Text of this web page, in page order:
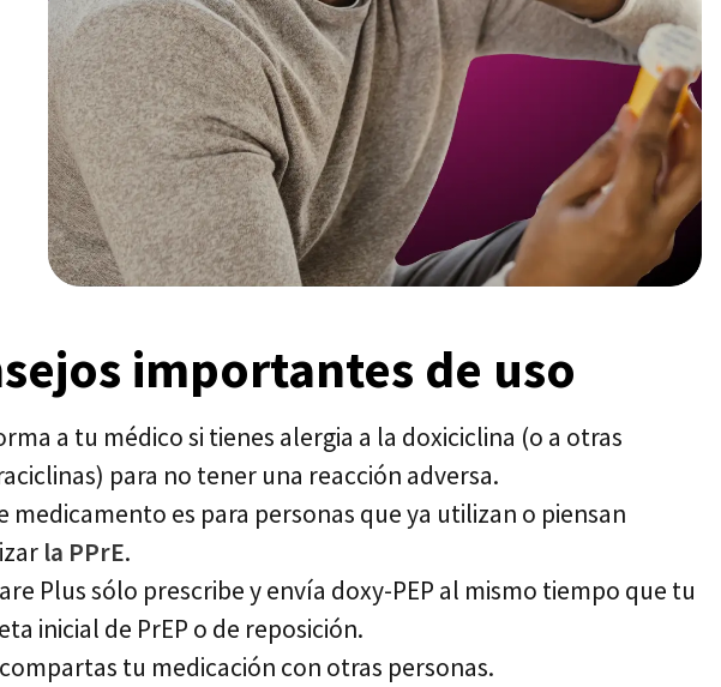
importantes de uso
a tu médico si tienes alergia a la doxiciclina (o a otras
para no tener una reacción adversa.
medicamento es para personas que ya utilizan o piensan
la PPrE.
Plus sólo prescribe y envía doxy-PEP al mismo tiempo que tu
inicial de PrEP o de reposición.
tu medicación con otras personas.